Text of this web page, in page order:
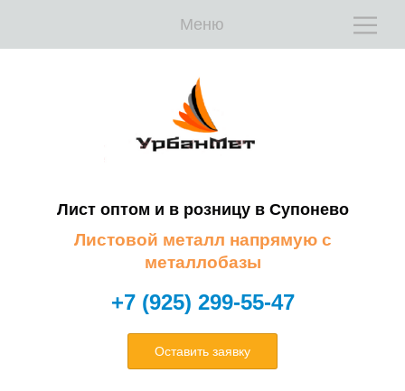
Меню
Е
Лист оптом и в розницу в Супонево
Листовой металл напрямую с
металлобазы
+7 (925) 299-55-47
Оставить заявку
Е